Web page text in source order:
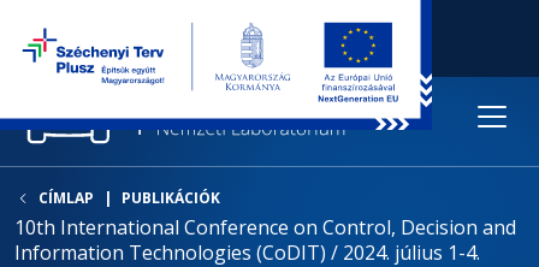
CÍMLAP PUBLIKÁCIÓK
10th International Conference on Control, Decision and
Information Technologies (CoDIT) / 2024. július 1-4.